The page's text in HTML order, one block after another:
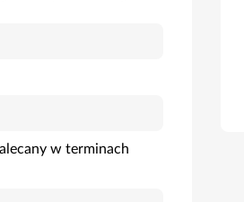
w terminach